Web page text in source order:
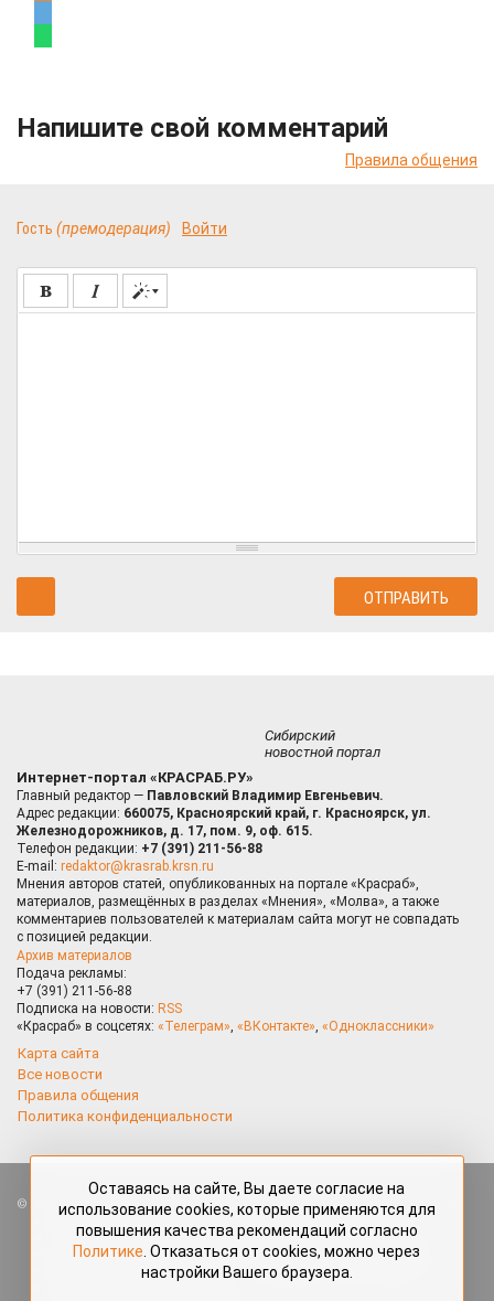
Напишите свой комментарий
Правила общения
Гость (премодерация) Войти
Сибирский
новостной портал
Интернет-портал «КРАСРАБ.РУ»
Главный редактор — Павловский Владимир Евгеньевич.
Адрес редакции: 660075, Красноярский край, г. Красноярск, ул.
Железнодорожников, д. 17, пом. 9, оф. 615.
Телефон редакции: +7 (391) 211-56-88
E-mail: redaktor@krasrab.krsn.ru
Мнения авторов статей, опубликованных на портале «Красраб»,
материалов, размещённых в разделах «Мнения», «Молва», а также
комментариев пользователей к материалам сайта могут не совпадать
с позицией редакции.
Архив материалов
Подача рекламы:
+7 (391) 211-56-88
Подписка на новости: RSS
«Красраб» в соцсетях: «Телеграм», «ВКонтакте», «Одноклассники»
Карта сайта
Все новости
Правила общения
Политика конфиденциальности
Все права защищены. Любые материалы, размещённые на портале
«Красраб.ру» сотрудниками редакции, нештатными авторами
и читателями, являются объектами авторского права. Полное или
частичное использование материалов, размещённых на портале
«Красраб.ру», допускается только с письменного согласия редакции
Оставаясь на сайте, Вы даете согласие на
использование cookies, которые применяются для
повышения качества рекомендаций согласно
Политике . Отказаться от cookies, можно через
настройки Вашего браузера.